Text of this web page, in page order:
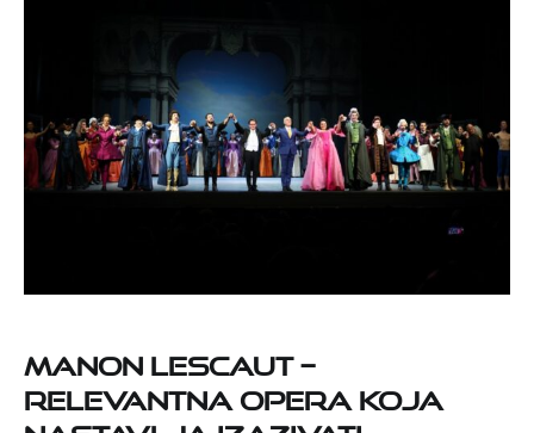
Manon Lescaut –
relevantna opera koja